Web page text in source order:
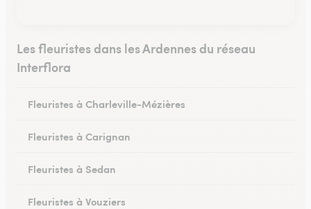
Les fleuristes dans les Ardennes du réseau
Interflora
Fleuristes à Charleville-Mézières
Fleuristes à Carignan
Fleuristes à Sedan
Fleuristes à Vouziers